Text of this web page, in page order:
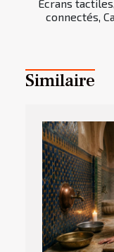
Écrans
connectés,
Similaire